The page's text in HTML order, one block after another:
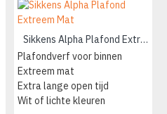
Sikkens Alpha Plafond Extreem Mat
Plafondverf voor binnen
Extreem mat
Extra lange open tijd
Wit of lichte kleuren